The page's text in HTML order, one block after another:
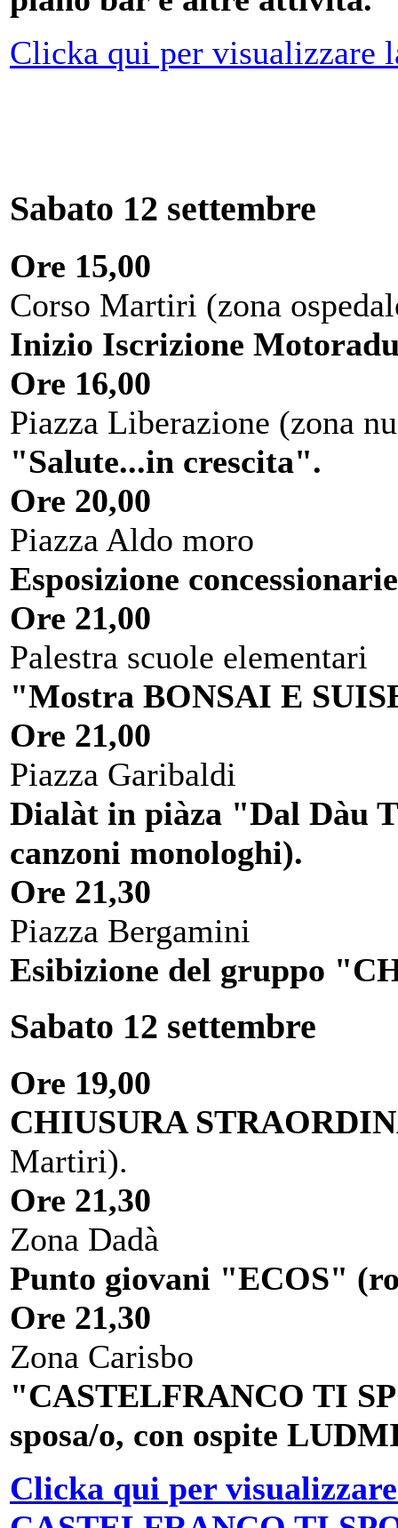
Clicka qui per visualizzare
Sabato 12 settembre
Ore 15,00
Corso Martiri (zona
Inizio Iscrizione
Ore 16,00
Piazza Liberazione (zona
"Salute...in crescita".
Ore 20,00
Piazza Aldo moro
Esposizione
Ore 21,00
Palestra scuole elementari
"Mostra BONSAI E
Ore 21,00
Piazza Garibaldi
Dialàt in piàza "Dal Dàu
canzoni monologhi).
Ore 21,30
Piazza Bergamini
Esibizione del gruppo
Sabato 12 settembre
Ore 19,00
CHIUSURA
Martiri).
Ore 21,30
Zona Dadà
Punto giovani "ECOS"
Ore 21,30
Zona Carisbo
"CASTELFRANCO TI
sposa/o, con ospite
Clicka qui per